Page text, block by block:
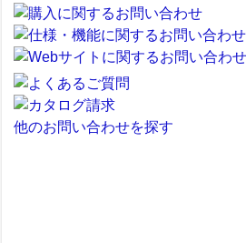
他のお問い合わせを探す